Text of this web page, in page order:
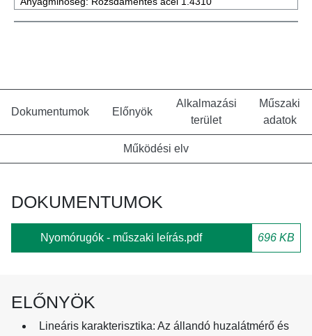
Dokumentumok Előnyök
Alkalmazási
terület
Műszaki
adatok
Működési elv
DOKUMENTUMOK
Nyomórugók - műszaki leírás.pdf 696 KB
ELŐNYÖK
Lineáris karakterisztika: Az állandó huzalátmérő és